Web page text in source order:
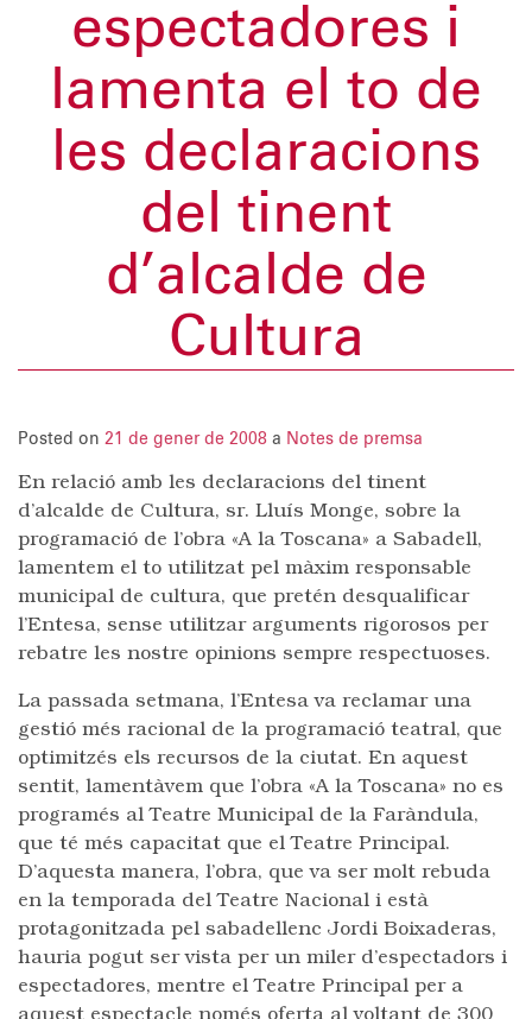
espectadores i
lamenta el to de
les declaracions
del tinent
d’alcalde de
Cultura
Posted on 21 de gener de 2008 a Notes de premsa
En relació amb les declaracions del tinent
d’alcalde de Cultura, sr. Lluís Monge, sobre la
programació de l’obra «A la Toscana» a Sabadell,
lamentem el to utilitzat pel màxim responsable
municipal de cultura, que pretén desqualificar
l’Entesa, sense utilitzar arguments rigorosos per
rebatre les nostre opinions sempre respectuoses.
La passada setmana, l’Entesa va reclamar una
gestió més racional de la programació teatral, que
optimitzés els recursos de la ciutat. En aquest
sentit, lamentàvem que l’obra «A la Toscana» no es
programés al Teatre Municipal de la Faràndula,
que té més capacitat que el Teatre Principal.
D’aquesta manera, l’obra, que va ser molt rebuda
en la temporada del Teatre Nacional i està
protagonitzada pel sabadellenc Jordi Boixaderas,
hauria pogut ser vista per un miler d’espectadors i
espectadores, mentre el Teatre Principal per a